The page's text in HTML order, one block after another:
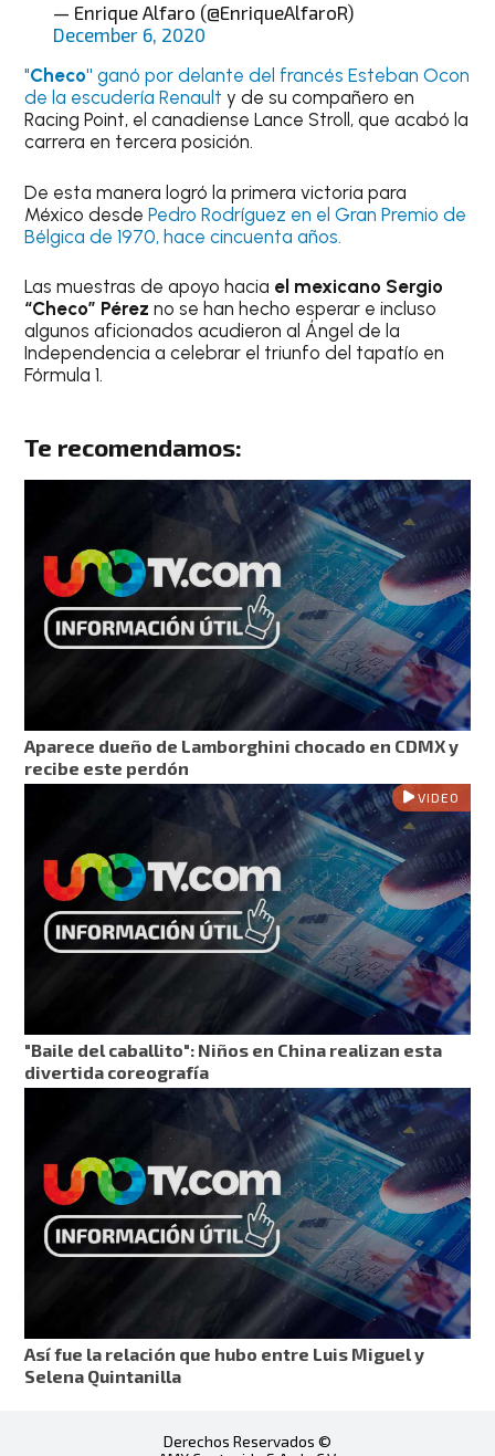
— Enrique Alfaro (@EnriqueAlfaroR)
December 6, 2020
"Checo"ganó por delante del francés Esteban Ocon
de la escudería Renault y de su compañero en
Racing Point, el canadiense Lance Stroll, que acabó la
carrera en tercera posición.
De esta manera logró la primera victoria para
México desdePedro Rodríguez en el Gran Premio de
Bélgica de 1970, hace cincuenta años.
Las muestras de apoyo hacia el mexicano Sergio
“Checo” Pérez no se han hecho esperar e incluso
algunos aficionados acudieron al Ángel de la
Independencia a celebrar el triunfo del tapatío en
Fórmula 1.
Te recomendamos:
Aparece dueño de Lamborghini chocado en CDMX y
recibe este perdón
VIDEO
"Baile del caballito": Niños en China realizan esta
divertida coreografía
Así fue la relación que hubo entre Luis Miguel y
Selena Quintanilla
Derechos Reservados ©